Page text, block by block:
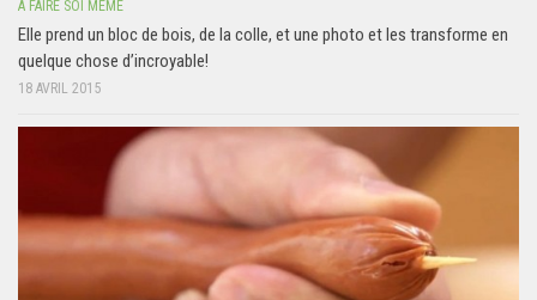
A FAIRE SOI MÊME
Elle prend un bloc de bois, de la colle, et une photo et les transforme en
quelque chose d’incroyable!
18 AVRIL 2015